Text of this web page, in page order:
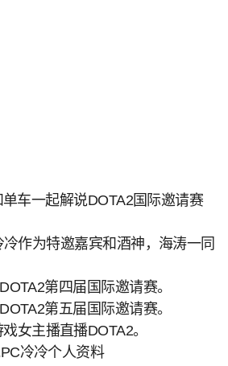
车一起解说DOTA2国际邀请赛
作为特邀嘉宾和酒神，海涛一同
第四届国际邀请赛。
第五届国际邀请赛。
女主播直播DOTA2。